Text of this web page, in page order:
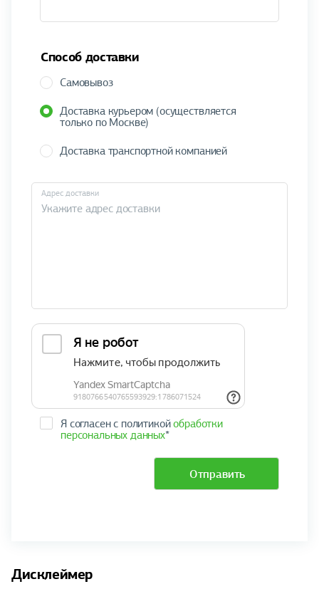
Способ доставки
Самовывоз
Доставка курьером (осуществляется
только по Москве)
Доставка транспортной компанией
Адрес доставки
Я согласен с политикойобработки
персональных данных*
Отправить
Дисклеймер